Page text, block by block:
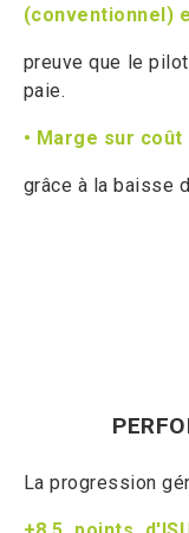
(conventionnel)
preuve que le
paie.
• Marge sur coût
grâce à la baisse
La progression